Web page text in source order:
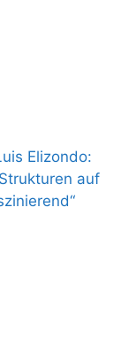
Elizondo:
auf